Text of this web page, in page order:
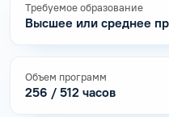
Требуемое образование
Высшее или среднее
Объем программ
256 / 512 часов